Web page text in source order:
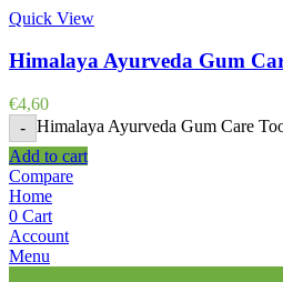
Quick View
Himalaya Ayurveda Gum
€4,60
- Himalaya Ayurveda Gum Care
Add to cart
Compare
Home
0 Cart
Account
Menu